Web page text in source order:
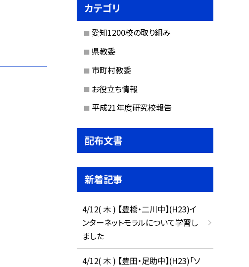
カテゴリ
愛知1200校の取り組み
県教委
市町村教委
お役立ち情報
平成21年度研究校報告
配布文書
新着記事
4/12( 木 ) 【豊橋・二川中】(H23)イ
ンターネットモラルについて学習し
ました
4/12( 木 ) 【豊田・足助中】(H23)「ソ